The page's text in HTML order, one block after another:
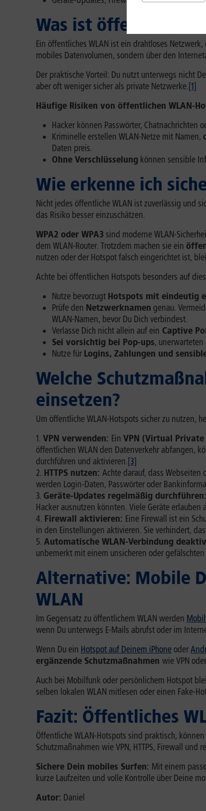
Was ist öffentliches
Ein öffentliches WLAN ist ein drahtloses
mobiles Datenvolumen, sondern über den
Der praktische Vorteil: Du nutzt unterwegs nicht
aber oft weniger sicher als private Netzwerke.[1]
Häufige Risiken von öffentlichen WLAN-
Hacker können Passwörter, Chatnachrichten
Kriminelle erstellen WLAN-Netze mit Namen,
Daten preis.
Ohne Verschlüsselung können sensible
Wie erkenne ich
Nicht jedes öffentliche WLAN ist zuverlässig und
das Risiko besser einzuschätzen.
WPA2 oder WPA3 sind moderne WLAN-
dem WLAN-Router. Trotzdem machen sie ein
nutzen oder der Hotspot falsch eingerichtet ist,
Achte bei öffentlichen Hotspots besonders auf
Nutze bevorzugt Hotspots mit eindeutig
Prüfe den Netzwerknamen genau.
WLAN-Namen, bevor Du Dich verbindest.
Verlasse Dich nicht allein auf ein Captive
Sei vorsichtig bei Pop-ups,
Nutze für Logins, Zahlungen und
Welche
einsetzen?
Um öffentliche WLAN-Hotspots sicher zu nutzen,
VPN verwenden: Ein VPN (Virtual
öffentlichen WLAN den Datenverkehr abfangen,
durchführen und aktivieren.[3]
HTTPS nutzen: Achte darauf, dass Webseiten
werden Login-Daten, Passwörter oder
Geräte-Updates regelmäßig durchführen:
Hacker ausnutzen könnten. Viele Geräte
Firewall aktivieren: Eine Firewall ist ein
in den Einstellungen aktivieren. Sie verhindert,
Automatische WLAN-Verbindung
unbemerkt mit einem unsicheren oder
Alternative: Mobile
WLAN
Im Gegensatz zu öffentlichem WLAN werden
wenn Du unterwegs E-Mails abrufst oder im
Wenn Du ein Hotspot auf Deinem iPhoneoder
ergänzende Schutzmaßnahmen wie VPN
Auch bei Mobilfunk oder persönlichem Hotspot
selben lokalen WLAN mitlesen oder einen Fake-
Fazit: Öffentliches
Öffentliche WLAN-Hotspots sind praktisch,
Schutzmaßnahmen wie VPN, HTTPS, Firewall
Sichere Dein mobiles Surfen: Mit einem
kurze Laufzeiten und volle Kontrolle über Deine
Autor: Daniel